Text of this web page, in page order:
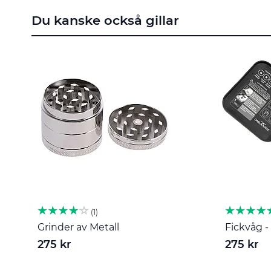
början
av
Du kanske också gillar
1
Grinder av Metall
275 kr
Fickvåg -
275 kr